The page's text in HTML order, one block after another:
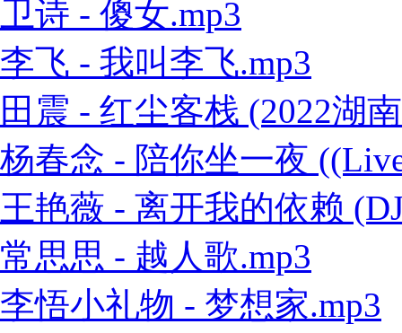
卫诗 - 傻女.mp3
李飞 - 我叫李飞.mp3
田震 - 红尘客栈 (2022湖
杨春念 - 陪你坐一夜
王艳薇 - 离开我的依赖
常思思 - 越人歌.mp3
李悟小礼物 - 梦想家.mp3